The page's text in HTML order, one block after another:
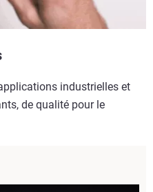
industrielles et
de qualité pour le